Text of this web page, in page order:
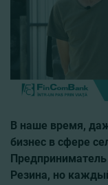
В наше время,
бизнес в сфере
Резина, но